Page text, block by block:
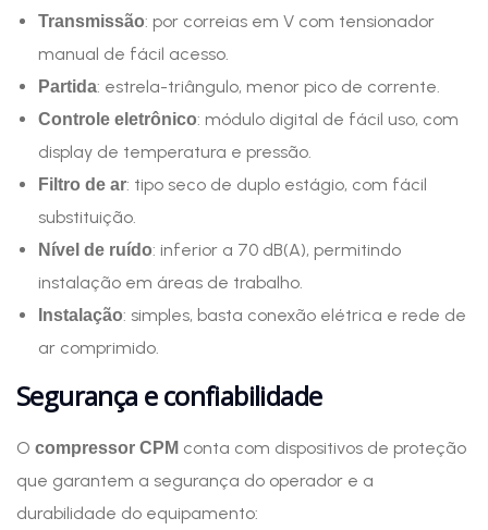
Transmissão: por correias em V com tensionador
manual de fácil acesso.
Partida: estrela-triângulo, menor pico de corrente.
Controle eletrônico: módulo digital de fácil uso, com
display de temperatura e pressão.
Filtro de ar: tipo seco de duplo estágio, com fácil
substituição.
Nível de ruído: inferior a 70 dB(A), permitindo
instalação em áreas de trabalho.
Instalação: simples, basta conexão elétrica e rede de
ar comprimido.
Segurança e confiabilidade
O compressor CPM conta com dispositivos de proteção
que garantem a segurança do operador e a
durabilidade do equipamento: